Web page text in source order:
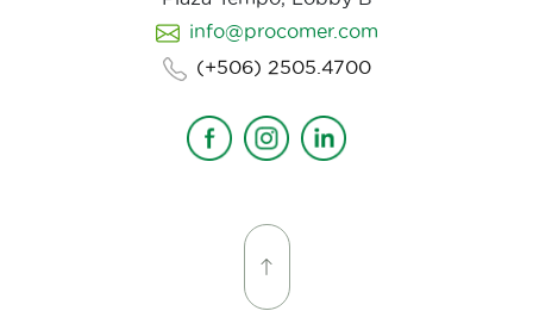
info@procomer.com
(+506) 2505.4700